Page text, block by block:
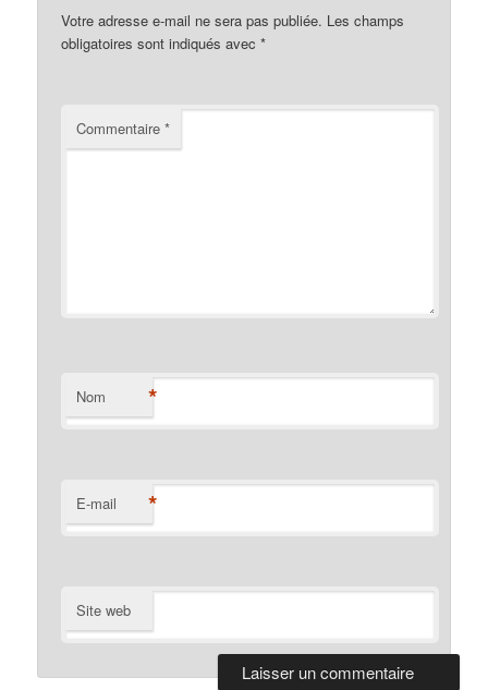
Votre adresse e-mail ne sera pas publiée. Les champs
obligatoires sont indiqués avec*
Commentaire*
Nom *
E-mail *
Site web